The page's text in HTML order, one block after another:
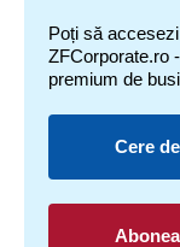
Poți să
ZFCorporate.ro
premium de
Cere